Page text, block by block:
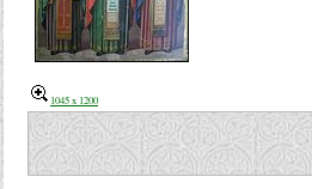
1045 x 1200